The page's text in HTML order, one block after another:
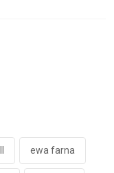
ewa farna